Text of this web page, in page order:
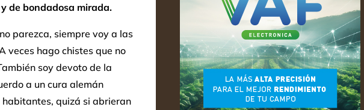
de bondadosa mirada.
parezca, siempre voy a las
veces hago chistes que no
soy devoto de la
a un cura alemán
habitantes, quizá si abrieran